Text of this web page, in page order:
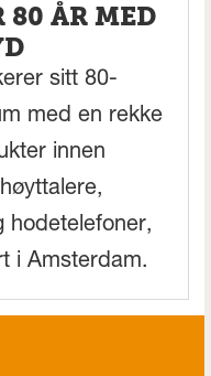
80 ÅR MED
sitt 80-
med en rekke
innen
hodetelefoner,
i Amsterdam.